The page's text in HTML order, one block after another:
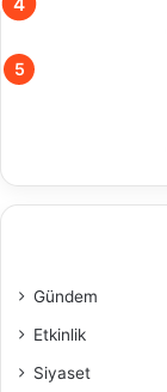
Gündem
Etkinlik
Siyaset